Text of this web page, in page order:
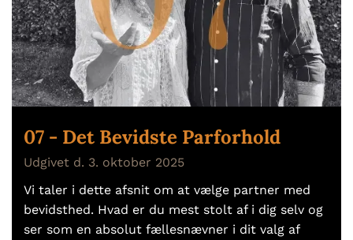
07 - Det Bevidste Parforhold
Udgivet d. 3. oktober 2025
Vi taler i dette afsnit om at vælge partner med
bevidsthed. Hvad er du mest stolt af i dig selv og
ser som en absolut fællesnævner i dit valg af